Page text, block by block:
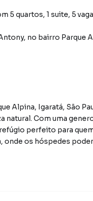
5 quartos, 1 suite, 5
, no bairro Parque
Alpina, Igaratá, São
natural. Com uma
perfeito para
onde os hóspedes
possui duas casas,